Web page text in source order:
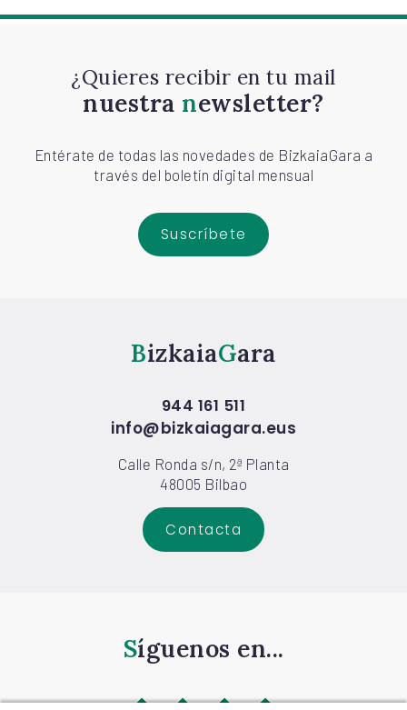
¿Quieres recibir en tu mail
nuestra newsletter?
Entérate de todas las novedades de BizkaiaGara a
través del boletín digital mensual
Suscríbete
Bizkaia Gara
944 161 511
info@bizkaiagara.eus
Calle Ronda s/n, 2ª Planta
48005 Bilbao
Contacta
Síguenos en...